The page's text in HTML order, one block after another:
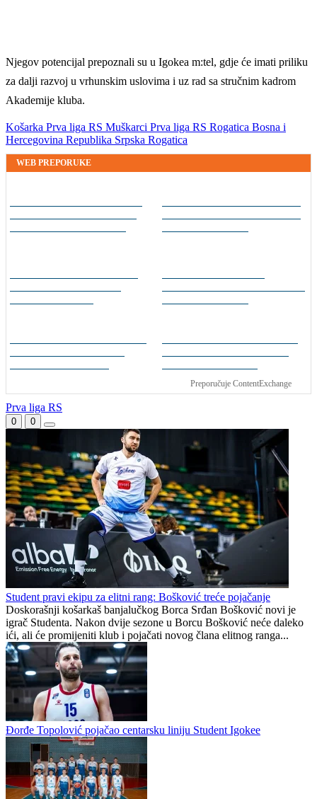
Njegov potencijal prepoznali su u Igokea m:tel, gdje će imati priliku
za dalji razvoj u vrhunskim uslovima i uz rad sa stručnim kadrom
Akademije kluba.
Košarka Prva liga RS Muškarci Prva liga RS Rogatica Bosna i
Hercegovina Republika Srpska Rogatica
WEB PREPORUKE
Preporučuje ContentExchange
Prva liga RS
0 0
Student pravi ekipu za elitni rang: Bošković treće pojačanje
Doskorašnji košarkaš banjalučkog Borca Srđan Bošković novi je
igrač Studenta. Nakon dvije sezone u Borcu Bošković neće daleko
ići, ali će promijeniti klub i pojačati novog člana elitnog ranga...
Đorđe Topolović pojačao centarsku liniju Student Igokee